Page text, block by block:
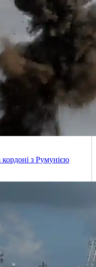
кордоні з Румунією